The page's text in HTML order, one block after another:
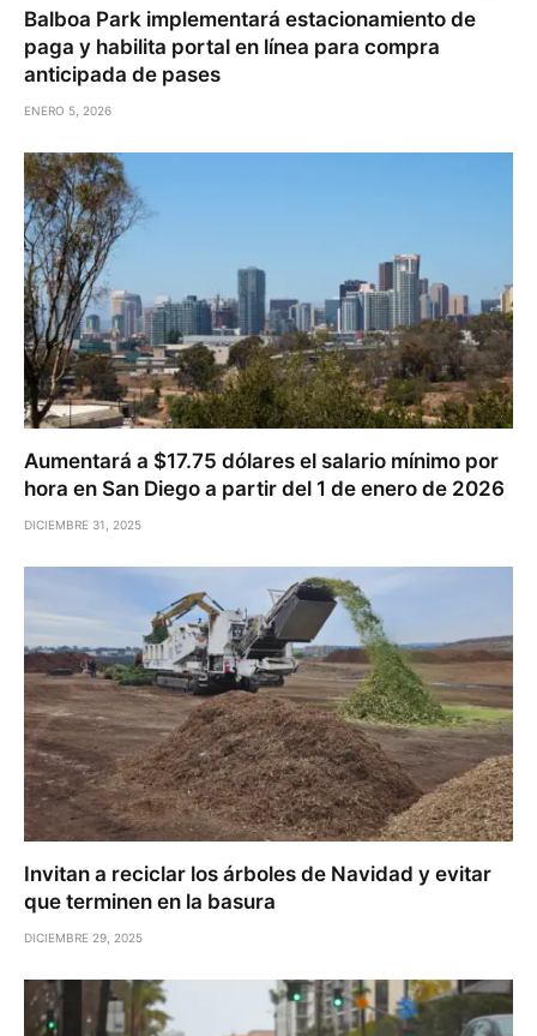
Balboa Park implementará estacionamiento de
paga y habilita portal en línea para compra
anticipada de pases
ENERO 5, 2026
Aumentará a $17.75 dólares el salario mínimo por
hora en San Diego a partir del 1 de enero de 2026
DICIEMBRE 31, 2025
Invitan a reciclar los árboles de Navidad y evitar
que terminen en la basura
DICIEMBRE 29, 2025